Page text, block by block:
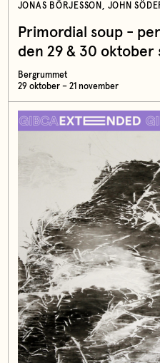
JONAS BÖRJESSON, JOHN
Primordial soup -
den 29 & 30 oktober
Bergrummet
29 oktober – 21 november